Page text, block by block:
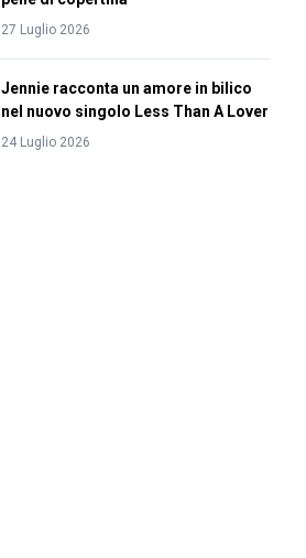
27 Luglio 2026
Jennie racconta un amore in bilico
nel nuovo singolo Less Than A Lover
24 Luglio 2026